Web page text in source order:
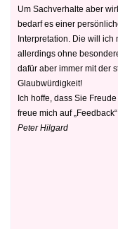
Um Sachverhalte aber
bedarf es einer
Interpretation. Die will ich
allerdings ohne
dafür aber immer mit der
Glaubwürdigkeit!
Ich hoffe, dass Sie
freue mich auf
Peter Hilgard